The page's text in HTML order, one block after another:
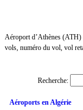
Aéroport d’Athènes (ATH)
vols, numéro du vol, vol
Recherche:
Aéroports en Algérie